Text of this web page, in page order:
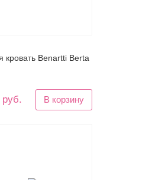
кровать Benartti Berta
руб. В корзину